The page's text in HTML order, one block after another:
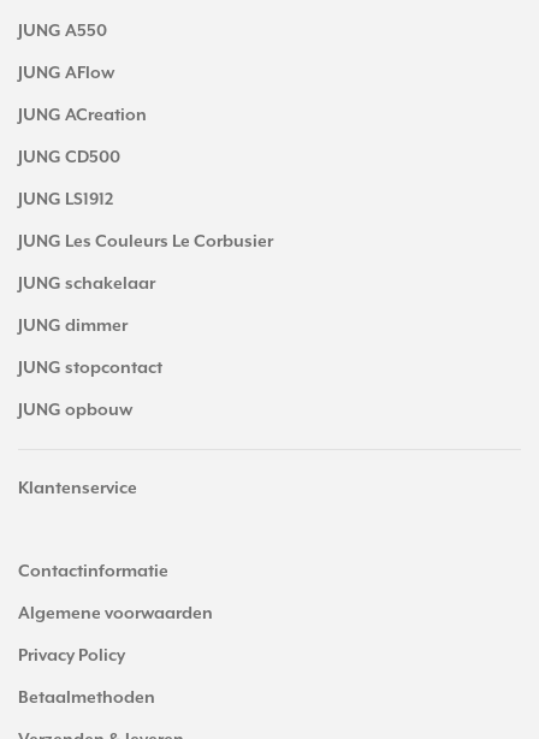
JUNG A550
JUNG AFlow
JUNG ACreation
JUNG CD500
JUNG LS1912
JUNG Les Couleurs Le Corbusier
JUNG schakelaar
JUNG dimmer
JUNG stopcontact
JUNG opbouw
Klantenservice
Contactinformatie
Algemene voorwaarden
Privacy Policy
Betaalmethoden